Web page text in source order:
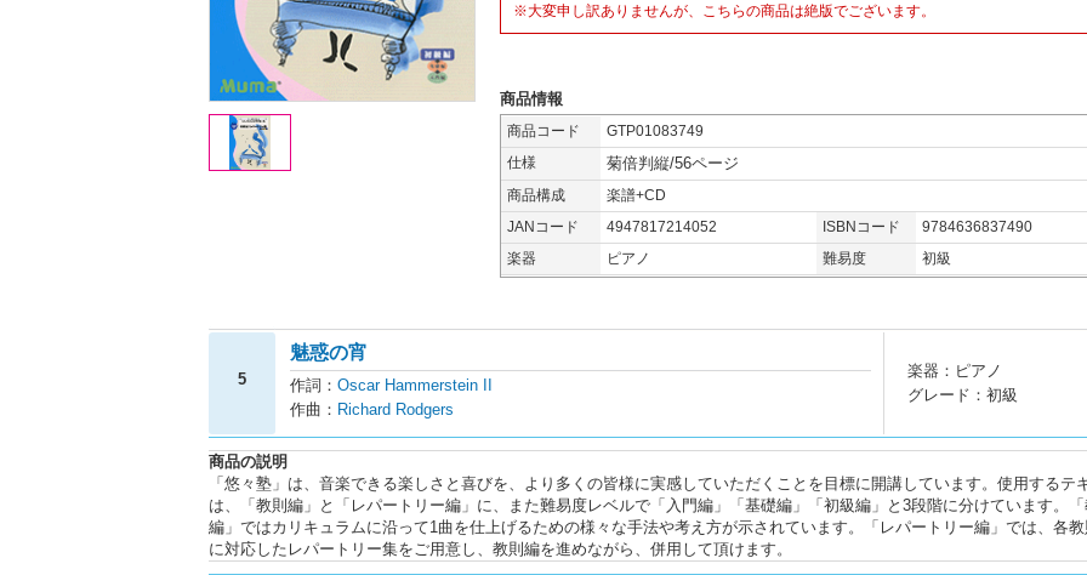
※大変申し訳ありませんが、こちらの商品は絶版でございます。
商品情報
商品コード
GTP01083749
仕様
菊倍判縦/56ページ
商品構成
楽譜+CD
JANコード
4947817214052 ISBNコード
9784636837490
楽器
ピアノ 難易度 初級
5
魅惑の宵
作詞： Oscar Hammerstein II
作曲： Richard Rodgers
楽器：ピアノ
グレード：初級
商品の説明
「悠々塾」は、音楽できる楽しさと喜びを、より多くの皆様に実感していただくことを目標に開講しています。使用するテ
は、「教則編」と「レパートリー編」に、また難易度レベルで「入門編」「基礎編」「初級編」と3段階に分けています。
編」ではカリキュラムに沿って1曲を仕上げるための様々な手法や考え方が示されています。「レパートリー編」では、各
に対応したレパートリー集をご用意し、教則編を進めながら、併用して頂けます。